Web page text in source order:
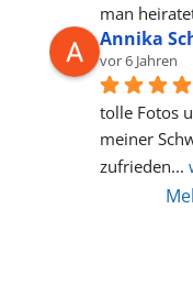
man
Annika
vor 6 Jahren
tolle Fotos
meiner
zufrieden...